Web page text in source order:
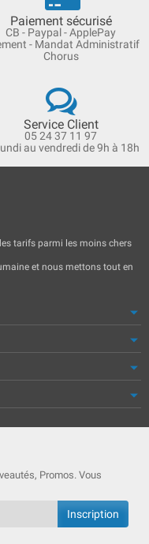
Paiement sécurisé
CB - Paypal - ApplePay
- Mandat Administratif
Chorus
Service Client
05 24 37 11 97
au vendredi de 9h à 18h
tarifs parmi les moins chers
et nous mettons tout en
Promos. Vous